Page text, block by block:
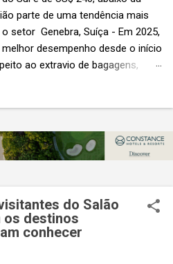
parte de uma tendência mais
setor Genebra, Suíça - Em 2025,
desempenho desde o início
ao extravio de bagagens,
da SITA, a 20ª edição anual
referência à indústria. (© SITA)
anualmente. Cada mala
médio de US$ 260. Com um
US$ 8 por passageiro, uma mala
do Salão
os destinos
conhecer